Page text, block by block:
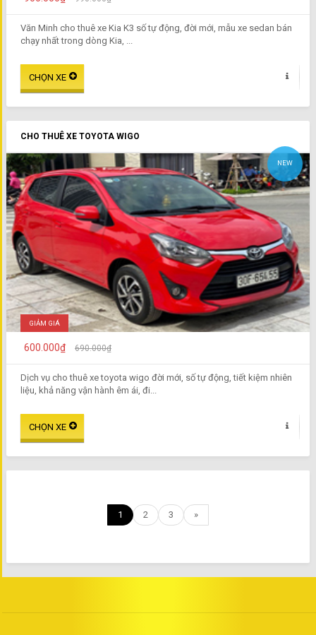
Văn Minh cho thuê xe Kia K3 số tự động, đời mới, mẫu xe sedan bán
chạy nhất trong dòng Kia, ...
CHO THUÊ XE TOYOTA WIGO
NEW
GIẢM GIÁ
600.000₫ 690.000₫
Dịch vụ cho thuê xe toyota wigo đời mới, số tự động, tiết kiệm nhiên
liệu, khả năng vận hành êm ái, đi...
1 2 3 »